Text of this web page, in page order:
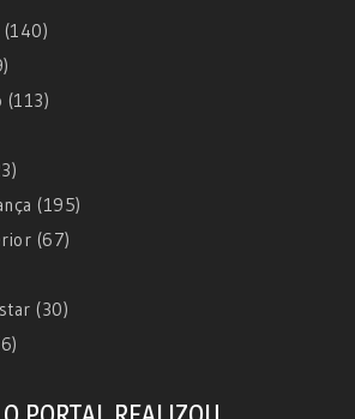
(140)
(113)
(195)
(67)
(30)